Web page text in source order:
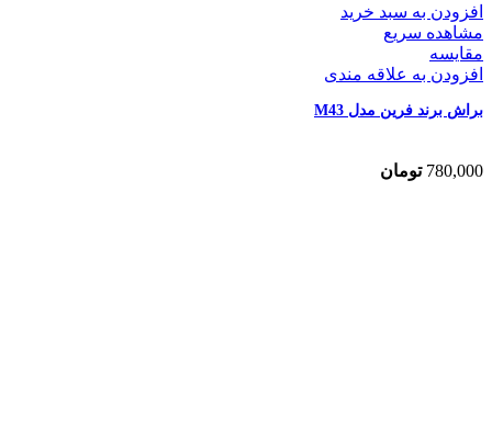
افزودن به سبد خرید
مشاهده سریع
مقایسه
افزودن به علاقه مندی
براش برند فرین مدل M43
780,000 تومان